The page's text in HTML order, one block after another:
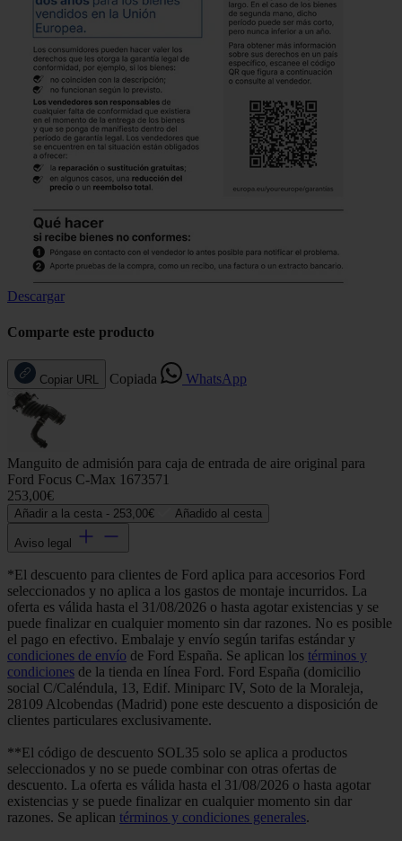
Descargar
Comparte este producto
Copiar URL Copiada WhatsApp
Manguito de admisión para caja de entrada de aire original para
Ford Focus C-Max 1673571
253,00€
Añadir a la cesta - 253,00€ Añadido al cesta
Aviso legal
*El descuento para clientes de Ford aplica para accesorios Ford
seleccionados y no aplica a los gastos de montaje incurridos. La
oferta es válida hasta el 31/08/2026 o hasta agotar existencias y se
puede finalizar en cualquier momento sin dar razones. No es posible
el pago en efectivo. Embalaje y envío según tarifas estándar y
condiciones de envío de Ford España. Se aplican los términos y
condiciones de la tienda en línea Ford. Ford España (domicilio
social C/Caléndula, 13, Edif. Miniparc IV, Soto de la Moraleja,
28109 Alcobendas (Madrid) pone este descuento a disposición de
clientes particulares exclusivamente.
**El código de descuento SOL35 solo se aplica a productos
seleccionados y no se puede combinar con otras ofertas de
descuento. La oferta es válida hasta el 31/08/2026 o hasta agotar
existencias y se puede finalizar en cualquier momento sin dar
razones. Se aplican términos y condiciones generales.